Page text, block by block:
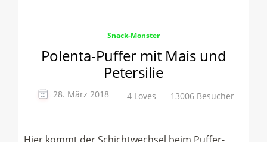
Snack-Monster
Polenta-Puffer mit Mais und
Petersilie
28. März 2018 4 Loves 13006 Besucher